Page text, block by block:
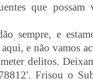
que
sempre, e
e não vamos
delitos.
Frisou o